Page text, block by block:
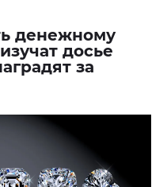
денежному
досье
за